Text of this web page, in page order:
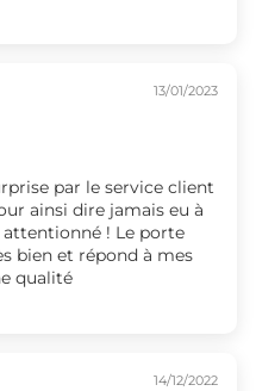
13/01/2023
par le service client
ainsi dire jamais eu à
! Le porte
bien et répond à mes
qualité
14/12/2022